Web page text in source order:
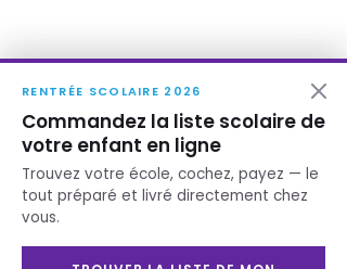
RENTRÉE SCOLAIRE 2026
Commandez la liste scolaire de
votre enfant en ligne
Trouvez votre école, cochez, payez — le
tout préparé et livré directement chez
vous.